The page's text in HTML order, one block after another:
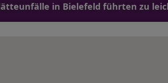
in Bielefeld führten zu